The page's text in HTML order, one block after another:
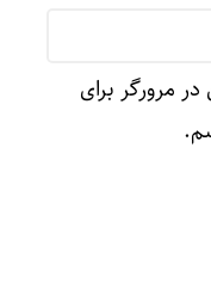
مرورگر برای